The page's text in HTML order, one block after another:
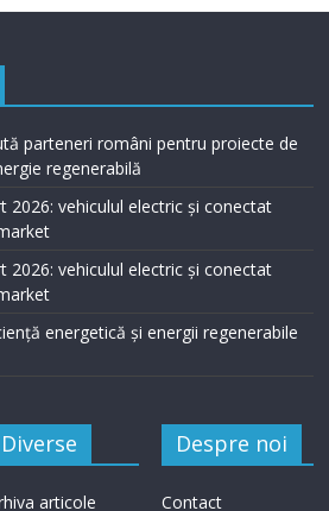
parteneri români pentru proiecte de
regenerabilă
2026: vehiculul electric și conectat
2026: vehiculul electric și conectat
energetică și energii regenerabile
Diverse
articole
Despre noi
Contact